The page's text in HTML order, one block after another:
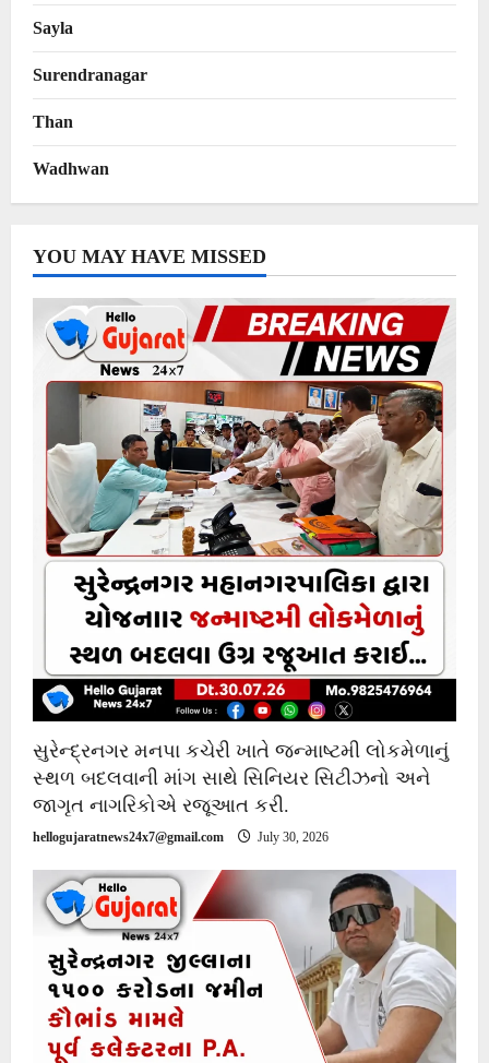
Sayla
Surendranagar
Than
Wadhwan
YOU MAY HAVE MISSED
સુરેન્દ્રનગર મનપા કચેરી ખાતે જન્માષ્ટમી લોકમેળાનું
સ્થળ બદલવાની માંગ સાથે સિનિયર સિટીઝનો અને
જાગૃત નાગરિકોએ રજૂઆત કરી.
hellogujaratnews24x7@gmail.com July 30, 2026